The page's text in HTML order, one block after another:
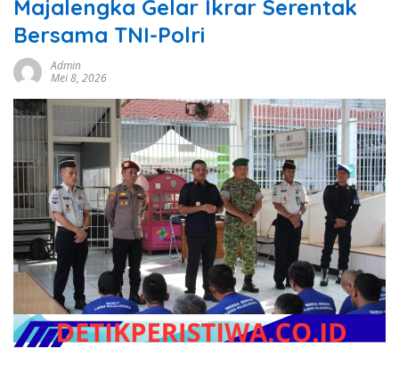
Majalengka Gelar Ikrar Serentak
Bersama TNI-Polri
Admin
Mei 8, 2026